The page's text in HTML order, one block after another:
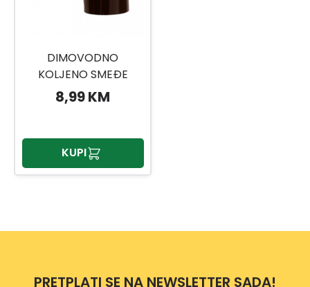
DIMOVODNO
KOLJENO SMEĐE
8,99 KM
KUPI
PRETPLATI SE NA NEWSLETTER SADA!